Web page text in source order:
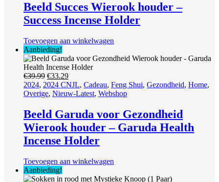
Beeld Succes Wierook houder –
Success Incense Holder
Toevoegen aan winkelwagen
Aanbieding!
€39.99 Oorspronkelijke
prijs
was:
€33.29Huidige
prijs
is:
2024, 2024 CNJL, Cadeau, Feng Shui, Gezondheid, Home,
Overige, Nieuw-Latest, Webshop
Beeld Garuda voor Gezondheid
Wierook houder – Garuda Health
Incense Holder
Toevoegen aan winkelwagen
Aanbieding!